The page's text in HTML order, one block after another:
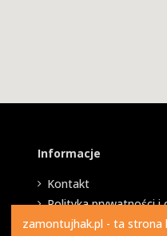
Informacje
Kontakt
Polityka prywatności i
zamontujhak.pl - ta strona